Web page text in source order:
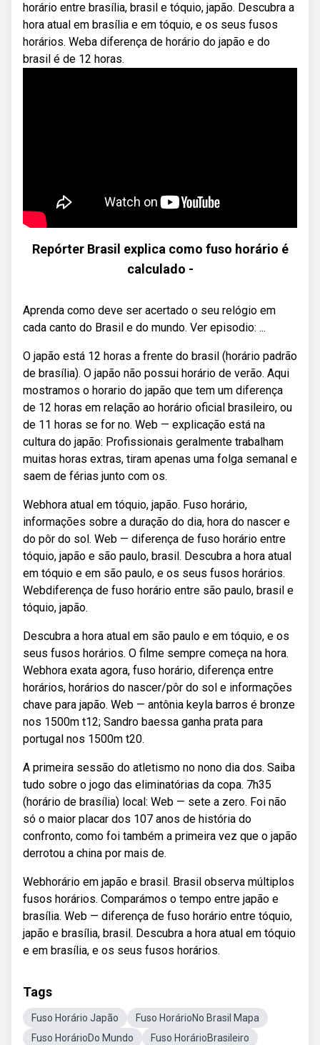
horário entre brasília, brasil e tóquio, japão. Descubra a
hora atual em brasília e em tóquio, e os seus fusos
horários. Weba diferença de horário do japão e do
brasil é de 12 horas.
Repórter Brasil explica como fuso horário é
calculado -
Aprenda como deve ser acertado o seu relógio em
cada canto do Brasil e do mundo. Ver episodio: ...
O japão está 12 horas a frente do brasil (horário padrão
de brasília). O japão não possui horário de verão. Aqui
mostramos o horario do japão que tem um diferença
de 12 horas em relação ao horário oficial brasileiro, ou
de 11 horas se for no. Web — explicação está na
cultura do japão: Profissionais geralmente trabalham
muitas horas extras, tiram apenas uma folga semanal e
saem de férias junto com os.
Webhora atual em tóquio, japão. Fuso horário,
informações sobre a duração do dia, hora do nascer e
do pôr do sol. Web — diferença de fuso horário entre
tóquio, japão e são paulo, brasil. Descubra a hora atual
em tóquio e em são paulo, e os seus fusos horários.
Webdiferença de fuso horário entre são paulo, brasil e
tóquio, japão.
Descubra a hora atual em são paulo e em tóquio, e os
seus fusos horários. O filme sempre começa na hora.
Webhora exata agora, fuso horário, diferença entre
horários, horários do nascer/pôr do sol e informações
chave para japão. Web — antônia keyla barros é bronze
nos 1500m t12; Sandro baessa ganha prata para
portugal nos 1500m t20.
A primeira sessão do atletismo no nono dia dos. Saiba
tudo sobre o jogo das eliminatórias da copa. 7h35
(horário de brasília) local: Web — sete a zero. Foi não
só o maior placar dos 107 anos de história do
confronto, como foi também a primeira vez que o japão
derrotou a china por mais de.
Webhorário em japão e brasil. Brasil observa múltiplos
fusos horários. Comparámos o tempo entre japão e
brasília. Web — diferença de fuso horário entre tóquio,
japão e brasília, brasil. Descubra a hora atual em tóquio
e em brasília, e os seus fusos horários.
Tags
Fuso Horário Japão
Fuso HorárioNo Brasil Mapa
Fuso HorárioDo Mundo
Fuso HorárioBrasileiro